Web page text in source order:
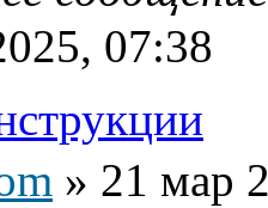
07:38
» 21 мар